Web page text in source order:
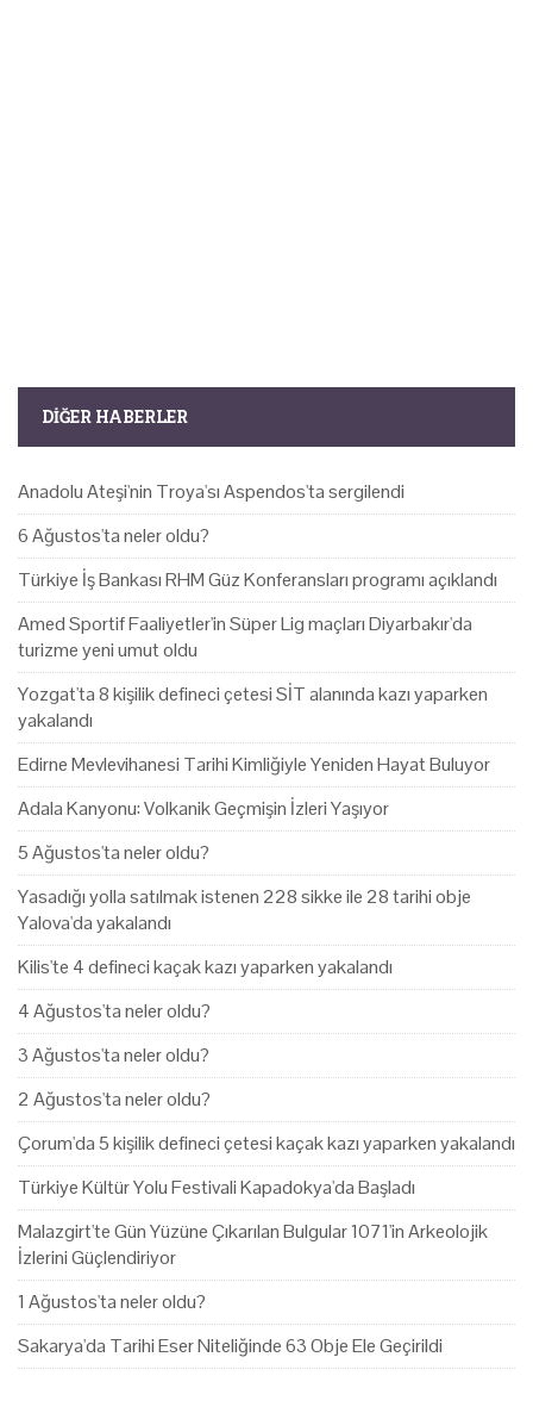
DIĞER HABERLER
Anadolu Ateşi'nin Troya'sı Aspendos'ta sergilendi
6 Ağustos'ta neler oldu?
Türkiye İş Bankası RHM Güz Konferansları programı açıklandı
Amed Sportif Faaliyetler'in Süper Lig maçları Diyarbakır'da
turizme yeni umut oldu
Yozgat'ta 8 kişilik defineci çetesi SİT alanında kazı yaparken
yakalandı
Edirne Mevlevihanesi Tarihi Kimliğiyle Yeniden Hayat Buluyor
Adala Kanyonu: Volkanik Geçmişin İzleri Yaşıyor
5 Ağustos'ta neler oldu?
Yasadığı yolla satılmak istenen 228 sikke ile 28 tarihi obje
Yalova'da yakalandı
Kilis'te 4 defineci kaçak kazı yaparken yakalandı
4 Ağustos'ta neler oldu?
3 Ağustos'ta neler oldu?
2 Ağustos'ta neler oldu?
Çorum'da 5 kişilik defineci çetesi kaçak kazı yaparken yakalandı
Türkiye Kültür Yolu Festivali Kapadokya'da Başladı
Malazgirt'te Gün Yüzüne Çıkarılan Bulgular 1071'in Arkeolojik
İzlerini Güçlendiriyor
1 Ağustos'ta neler oldu?
Sakarya'da Tarihi Eser Niteliğinde 63 Obje Ele Geçirildi